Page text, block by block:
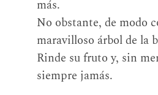
más.
No obstante, de modo
maravilloso árbol de la
Rinde su fruto y, sin
siempre jamás.